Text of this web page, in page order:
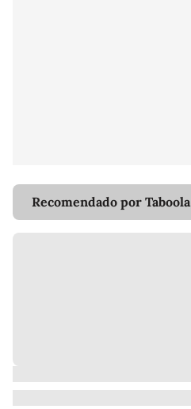
Recomendado por Taboola